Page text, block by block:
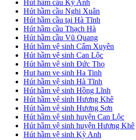
Hút hầm cầu Kỳ Anh
Hút hầm cầu Nghi Xuân
Hút hầm cầu tại Hà Tĩnh
Hút hầm cầu Thạch Hà
Hút hầm cầu Vũ Quang
Hút hầm vệ sinh Cẩm Xuyên
Hút hầm vệ sinh Can Lộc
Hút hầm vệ sinh Đức Thọ
Hut ham ve sinh Ha Tinh
Hút hầm vệ sinh Hà Tĩnh
Hút hầm vệ sinh Hồng Lĩnh
Hút hầm vệ sinh Hương Khê
Hút hầm vệ sinh Hương Sơn
Hút hầm vệ sinh huyện Can Lộc
Hút hầm vệ sinh huyện Hương Khê
Hút hầm vệ sinh Kỳ Anh